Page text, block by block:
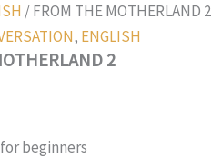
/ FROM THE MOTHERLAND 2
, ENGLISH
2
beginners